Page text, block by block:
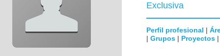
Exclusiva
Perfil profesional |
| Grupos | Proyectos